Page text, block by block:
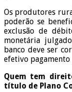
Os produtores
poderão se
exclusão de
monetária
banco deve ser
efetivo
Quem tem
título de Plano